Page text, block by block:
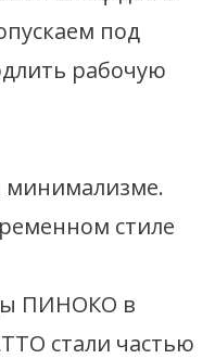
под
рабочую
минимализме.
стиле
ПИНОКО в
стали частью